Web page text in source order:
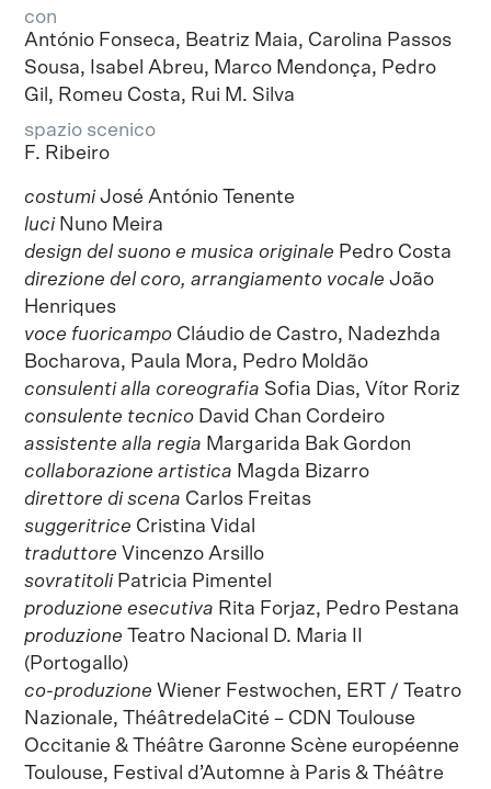
con
António Fonseca, Beatriz Maia, Carolina Passos
Sousa, Isabel Abreu, Marco Mendonça, Pedro
Gil, Romeu Costa, Rui M. Silva
spazio scenico
F. Ribeiro
costumi José António Tenente
luci Nuno Meira
design del suono e musica originale Pedro Costa
direzione del coro, arrangiamento vocaleJoão
Henriques
voce fuoricampo Cláudio de Castro, Nadezhda
Bocharova, Paula Mora, Pedro Moldão
consulenti alla coreografia Sofia Dias, Vítor Roriz
consulente tecnico David Chan Cordeiro
assistente alla regia Margarida Bak Gordon
collaborazione artistica Magda Bizarro
direttore di scena Carlos Freitas
suggeritrice Cristina Vidal
traduttore Vincenzo Arsillo
sovratitoli Patricia Pimentel
produzione esecutiva Rita Forjaz, Pedro Pestana
produzione Teatro Nacional D. Maria II
(Portogallo)
co-produzione Wiener Festwochen, ERT / Teatro
Nazionale, ThéâtredelaCité – CDN Toulouse
Occitanie & Théâtre Garonne Scène européenne
Toulouse, Festival d’Automne à Paris & Théâtre